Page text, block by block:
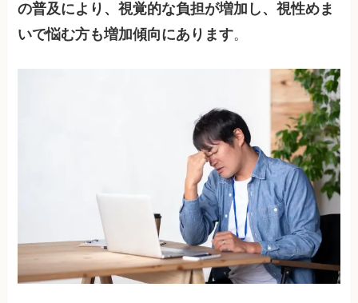
の普及により、視覚的な負担が増加し、視性めま
いで悩む方も増加傾向にあります。